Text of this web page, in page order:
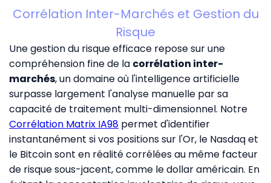
Corrélation Inter-Marchés et Gestion du
Risque
Une gestion du risque efficace repose sur une
compréhension fine de la corrélation inter-
marchés, un domaine où l'intelligence artificielle
surpasse largement l'analyse manuelle par sa
capacité de traitement multi-dimensionnel. Notre
Corrélation Matrix IA98 permet d'identifier
instantanément si vos positions sur l'Or, le Nasdaq et
le Bitcoin sont en réalité corrélées au même facteur
de risque sous-jacent, comme le dollar américain. En